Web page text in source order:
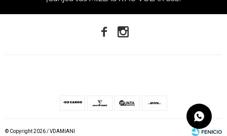
 
© Copyright 2026 / VDAMIANI